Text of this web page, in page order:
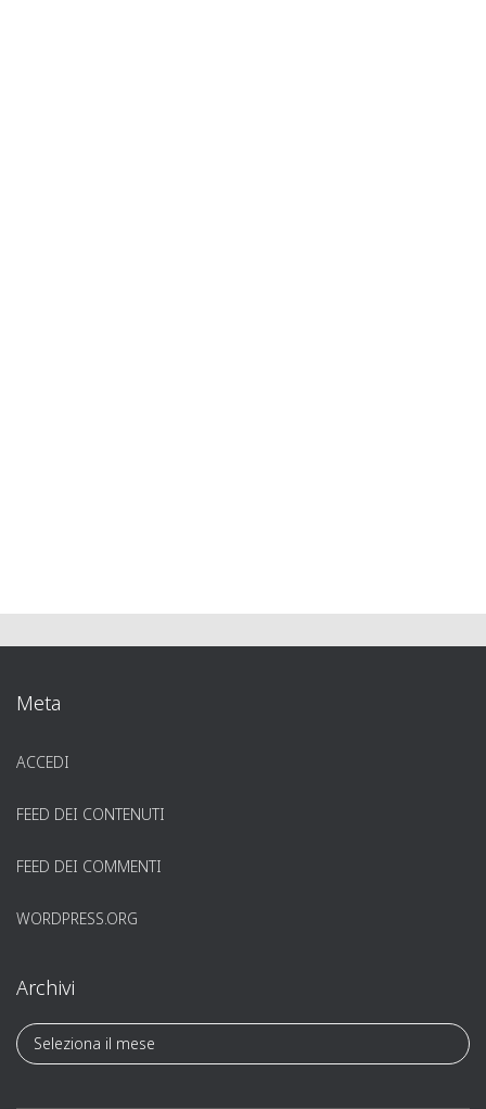
Meta
ACCEDI
FEED DEI CONTENUTI
FEED DEI COMMENTI
WORDPRESS.ORG
Archivi
A
r